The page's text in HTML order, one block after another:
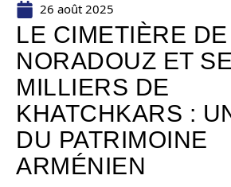
26 août 2025
LE CIMETIÈRE DE
NORADOUZ ET
MILLIERS DE
KHATCHKARS :
DU PATRIMOINE
ARMÉNIEN